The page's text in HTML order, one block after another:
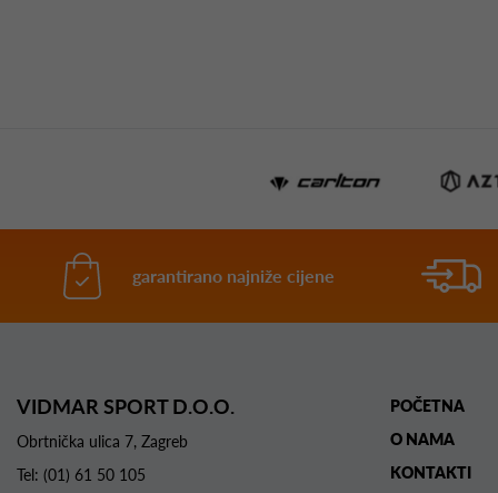
garantirano najniže cijene
VIDMAR SPORT D.O.O.
Obrtnička ulica 7, Zagreb
Tel: (01) 61 50 105
POČETNA
O NAMA
KONTAKTI